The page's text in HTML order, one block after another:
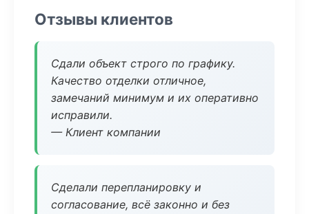
Отзывы клиентов
Сдали объект строго по графику.
Качество отделки отличное,
замечаний минимум и их оперативно
исправили.
— Клиент компании
Сделали перепланировку и
согласование, всё законно и без